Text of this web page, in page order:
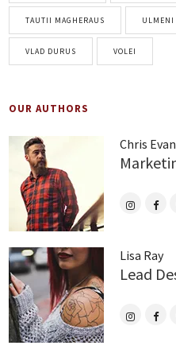
TAUTII MAGHERAUS ULMENI
VLAD DURUS VOLEI
OUR AUTHORS
Chris
Lisa Ray
Lead